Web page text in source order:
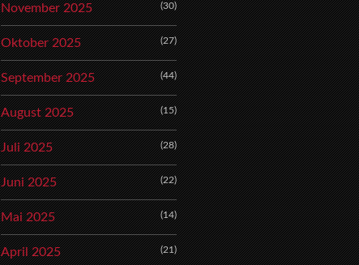
November 2025 (30)
Oktober 2025 (27)
September 2025 (44)
August 2025 (15)
Juli 2025 (28)
Juni 2025 (22)
Mai 2025 (14)
April 2025 (21)